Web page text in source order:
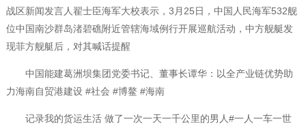
战区新闻发言人翟士臣海军大校表示，3月25日，中国人民海军532舰
位中国南沙群岛渚碧礁附近管辖海域例行开展巡航活动，中方舰艇发
现菲方舰艇后，对其喊话提醒
中国能建葛洲坝集团党委书记、董事长谭华：以全产业链优势助
力海南自贸港建设 #社会 #博鳌 #海南
记录我的货运生活 做了一次一天一千公里的男人#一人一车一世